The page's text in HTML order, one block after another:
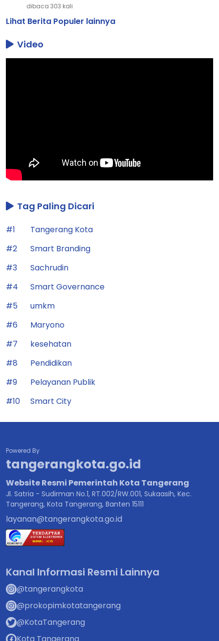
dibaca 303 kali
Lihat Berita Populer lainnya
Video
Tag Paling Dicari
#1
Tangerang Kota
#2
Smart Branding
#3
Sachrudin
#4
Smart Governance
#5
umkm
#6
Maryono
#7
kesehatan
#8
Pendidikan
#9
Pelayanan Publik
#10
Smart City
Powered By
tangerangkota.go.id
Website Resmi Pemerintah Kota Tangerang
Jl. Satria - Sudirman No.1, RT.002/RW.001, Sukaasih, Kec.
Tangerang, Kota Tangerang, Banten 15111
layanan@tangerangkota.go.id
Kanal Informasi Resmi Lainnya
@tangerangkota
@prokopimkotatangerang
@KotaTangerang
Kota Tangerang